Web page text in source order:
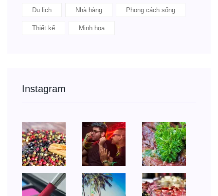
Du lịch Nhà hàng Phong cách sống
Thiết kế Minh họa
Instagram